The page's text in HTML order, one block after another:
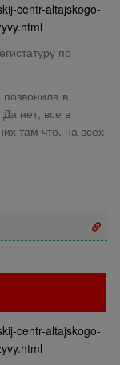
centr-altajskogo-
по
в
нет, все в
там что. на всех
centr-altajskogo-